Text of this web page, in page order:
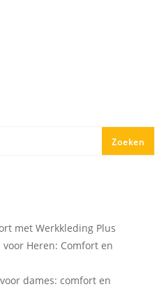
Zoeken
met Werkkleding Plus
Heren: Comfort en
dames: comfort en